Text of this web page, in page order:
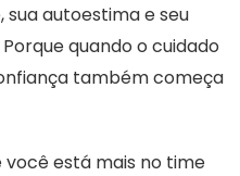
sua autoestima e seu
quando o cuidado
também começa
você está mais no time